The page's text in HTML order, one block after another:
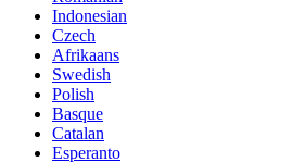
Indonesian
Czech
Afrikaans
Swedish
Polish
Basque
Catalan
Esperanto